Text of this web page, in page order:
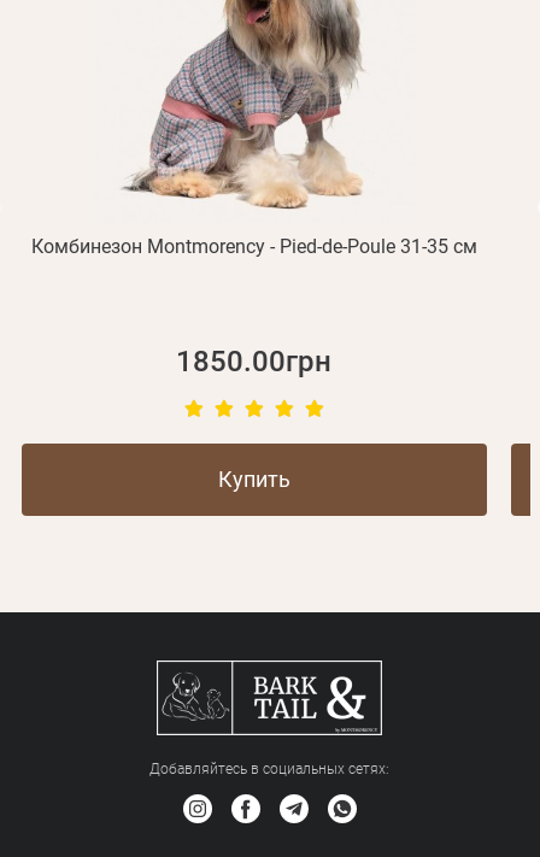
Комбинезон Montmorency - Pied-de-Poule 31-35 см
1850.00грн
Купить
Добавляйтесь в социальных сетяx:
Отправить
Регистрация
или с помощью
Отправить
Вспомнили пароль?
Не пришло письмо?Повторить отправку
ваша учетная запись не подтверждена